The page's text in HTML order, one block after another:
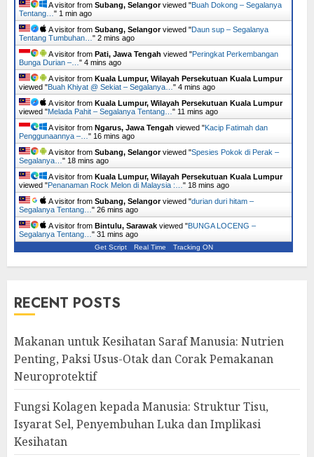
A visitor from Subang, Selangorviewed "Buah Dokong – Segalanya
Tentang… " 1 min ago
A visitor from Subang, Selangorviewed "Daun sup – Segalanya
Tentang Tumbuhan… " 2 mins ago
A visitor from Pati, Jawa Tengah viewed "Peringkat Perkembangan
Bunga Durian –… " 4 mins ago
A visitor from Kuala Lumpur, Wilayah Persekutuan Kuala Lumpur
viewed "Buah Khiyat @ Sekiat – Segalanya… " 4 mins ago
A visitor from Kuala Lumpur, Wilayah Persekutuan Kuala Lumpur
viewed "Melada Pahit – Segalanya Tentang… " 11 mins ago
A visitor from Ngarus, Jawa Tengah viewed "Kacip Fatimah dan
Penggunaannya –… " 16 mins ago
A visitor from Subang, Selangorviewed "Spesies Pokok di Perak –
Segalanya… " 18 mins ago
A visitor from Kuala Lumpur, Wilayah Persekutuan Kuala Lumpur
viewed "Penanaman Rock Melon di Malaysia :… " 18 mins ago
A visitor from Subang, Selangorviewed "durian duri hitam –
Segalanya Tentang… " 27 mins ago
A visitor from Bintulu, Sarawak viewed "BUNGA LOCENG –
Segalanya Tentang… " 31 mins ago
Get Script Real Time Tracking ON
RECENT POSTS
Makanan untuk Kesihatan Saraf Manusia: Nutrien
Penting, Paksi Usus-Otak dan Corak Pemakanan
Neuroprotektif
Fungsi Kolagen kepada Manusia: Struktur Tisu,
Isyarat Sel, Penyembuhan Luka dan Implikasi
Kesihatan